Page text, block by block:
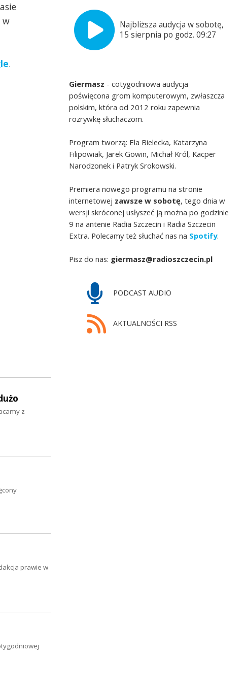
w
.
Najbliższa audycja w sobotę,
15 sierpnia po godz. 09:27
Giermasz - cotygodniowa audycja
poświęcona grom komputerowym, zwłaszcza
polskim, która od 2012 roku zapewnia
rozrywkę słuchaczom.
Program tworzą: Ela Bielecka, Katarzyna
Filipowiak, Jarek Gowin, Michał Król, Kacper
Narodzonek i Patryk Srokowski.
Premiera nowego programu na stronie
internetowej zawsze w sobotę, tego dnia w
wersji skróconej usłyszeć ją można po godzinie
9 na antenie Radia Szczecin i Radia Szczecin
Extra. Polecamy też słuchać nas na Spotify.
Pisz do nas: giermasz@radioszczecin.pl
PODCAST AUDIO
AKTUALNOŚCI RSS
z
prawie w